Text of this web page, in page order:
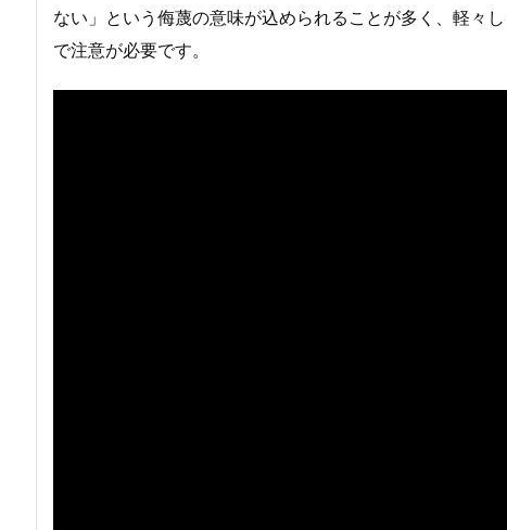
ない」という侮蔑の意味が込められることが多く、軽々
で注意が必要です。